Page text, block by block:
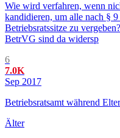
Wie wird verfahren, wenn
kandidieren, um alle nach §
Betriebsratssitze zu
BetrVG sind da widersp
6
7.0K
Sep 2017
Betriebsratsamt während
Älter